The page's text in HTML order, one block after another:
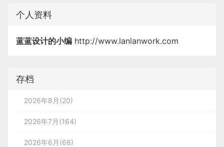
个人资料
蓝蓝设计的小编 http://www.lanlanwork.com
存档
2026年8月(20)
2026年7月(164)
2026年6月(68)